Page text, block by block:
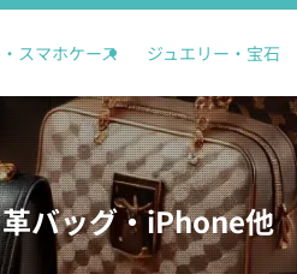
スマホケース ジュエリー・宝石
バッグ・iPhone他